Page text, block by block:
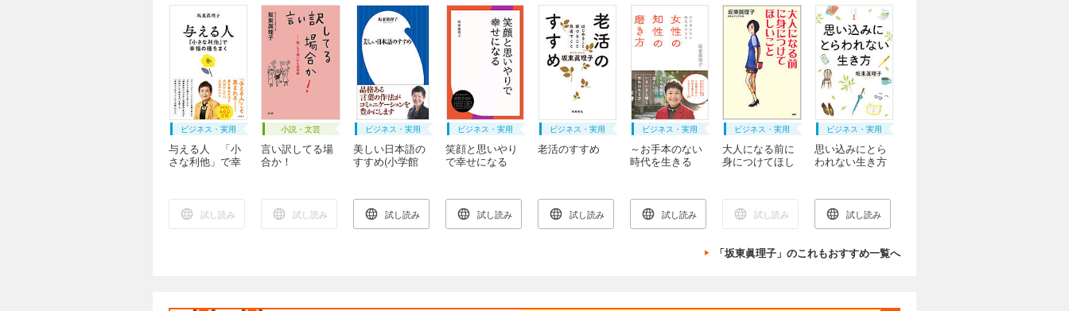
ビジネス・実用
与える人 「小
さな利他」で幸
試し読み
小説・文芸
言い訳してる場
合か！
試し読み
ビジネス・実用
美しい日本語の
すすめ(小学館
試し読み
ビジネス・実用
笑顔と思いやり
で幸せになる
試し読み
ビジネス・実用
老活のすすめ
試し読み
ビジネス・実用
～お手本のない
時代を生きる
試し読み
ビジネス・実用
大人になる前に
身につけてほし
試し読み
ビジネス・実用
思い込みにとら
われない生き方
試し読み
「坂東眞理子」のこれもおすすめ一覧へ